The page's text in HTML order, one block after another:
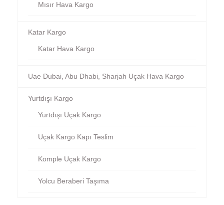
Mısır Hava Kargo
Katar Kargo
Katar Hava Kargo
Uae Dubai, Abu Dhabi, Sharjah Uçak Hava Kargo
Yurtdışı Kargo
Yurtdışı Uçak Kargo
Uçak Kargo Kapı Teslim
Komple Uçak Kargo
Yolcu Beraberi Taşıma